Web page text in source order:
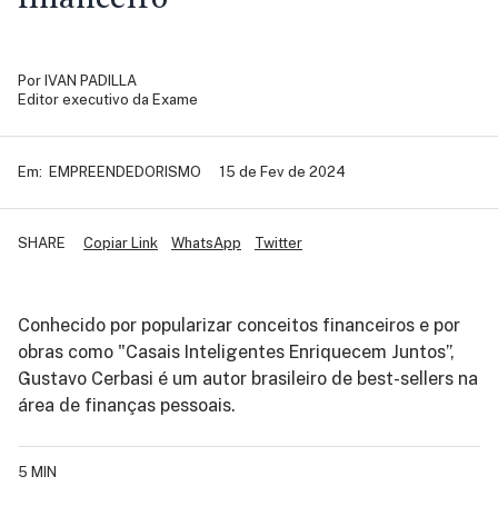
Por IVAN PADILLA
Editor executivo da Exame
Em: EMPREENDEDORISMO 15 de Fev de 2024
Copiar Link WhatsApp Twitter
SHARE
Conhecido por popularizar conceitos financeiros e por
obras como "Casais Inteligentes Enriquecem Juntos”,
Gustavo Cerbasi é um autor brasileiro de best-sellers na
área de finanças pessoais.
5 MIN